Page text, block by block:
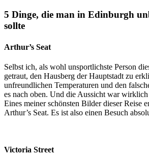
5 Dinge, die man in Edinburgh
sollte
Arthur’s Seat
Selbst ich, als wohl unsportlichste Person
getraut, den Hausberg der Hauptstadt zu
unfreundlichen Temperaturen und den
es nach oben. Und die Aussicht war
Eines meiner schönsten Bilder dieser Reise
Arthur’s Seat. Es ist also einen Besuch
Victoria Street